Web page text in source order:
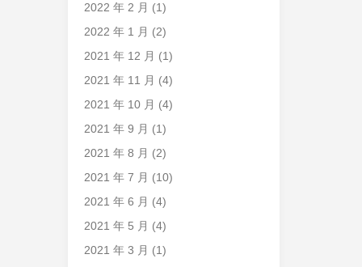
2022 年 2 月 (1)
2022 年 1 月 (2)
2021 年 12 月 (1)
2021 年 11 月 (4)
2021 年 10 月 (4)
2021 年 9 月 (1)
2021 年 8 月 (2)
2021 年 7 月 (10)
2021 年 6 月 (4)
2021 年 5 月 (4)
2021 年 3 月 (1)